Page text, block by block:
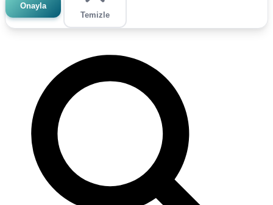
Onayla
Temizle